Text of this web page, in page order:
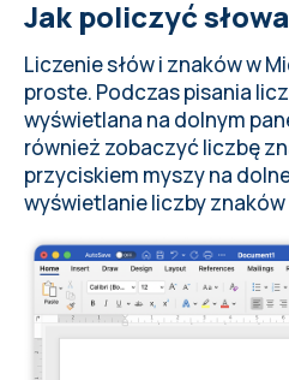
Jak policzyć
Liczenie słów i znaków w
proste. Podczas pisania
wyświetlana na dolnym
również zobaczyć liczbę
przyciskiem myszy na
wyświetlanie liczby znaków